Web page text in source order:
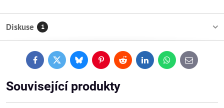
Diskuse 1
FacebookTwitterBlueskyPinterestReddit LinkedInWhatsApp
E-
mail
Související produkty